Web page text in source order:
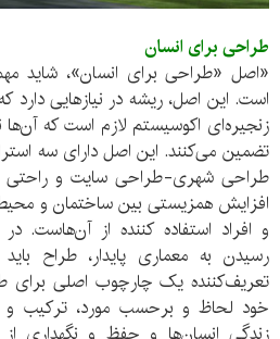
طراحی برای انسان
«اصل «طراحی برای انسان»، شاید
است. این اصل، ریشه در نیازهایی دارد
زنجیره‌ای اکوسیستم لازم است که آن‌ها
تضمین می‌کنند. این اصل دارای سه
طراحی شهری-طراحی سایت و راحتی
افزایش همزیستی بین ساختمان و
و افراد استفاده کننده از آن‌هاست.
رسیدن به معماری پایدار، طراح
تعریف‌کننده یک چارچوب اصلی برای
خود لحاظ و برحسب مورد، ترکیب و